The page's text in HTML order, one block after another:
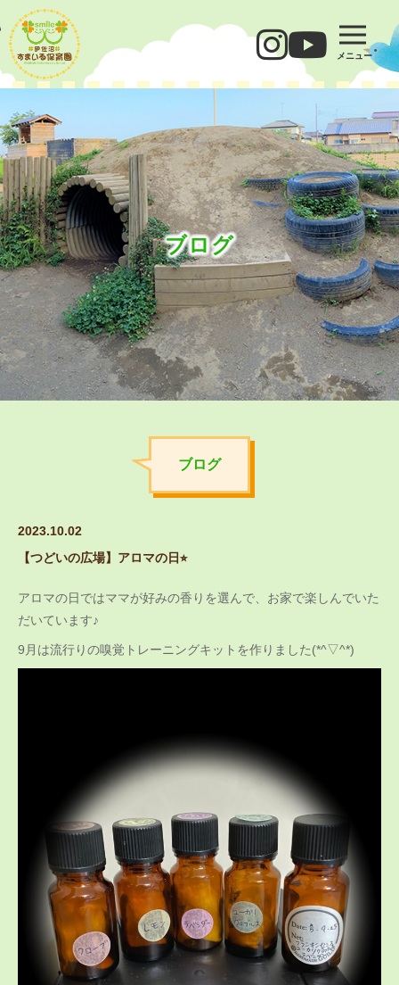
メニュー
ブログ
ブログ
2023.10.02
【つどいの広場】アロマの日⭐︎
アロマの日ではママが好みの香りを選んで、お家で楽しんでいた
だいています♪
9月は流行りの嗅覚トレーニングキットを作りました(*^▽^*)